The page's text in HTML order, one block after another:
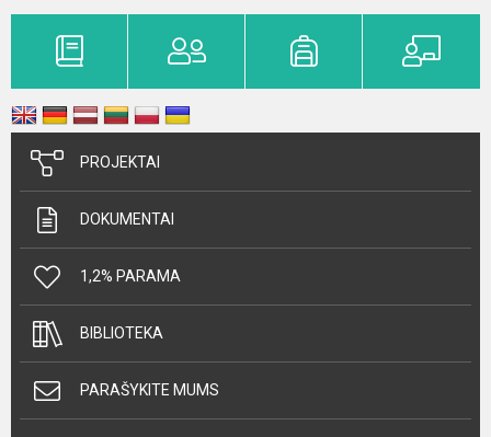
PROJEKTAI
DOKUMENTAI
1,2% PARAMA
BIBLIOTEKA
PARAŠYKITE MUMS